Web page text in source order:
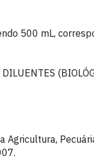
500 mL,
Agricultura,